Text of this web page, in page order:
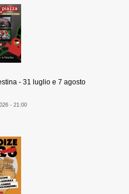
- 31 luglio e 7 agosto
- 21:00